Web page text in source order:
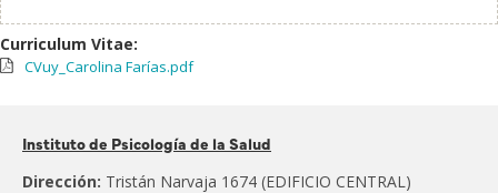
Curriculum Vitae:
CVuy_Carolina Farías.pdf
al:
Instituto de Psicología de la Salud
Dirección: Tristán Narvaja 1674 (EDIFICIO CENTRAL)